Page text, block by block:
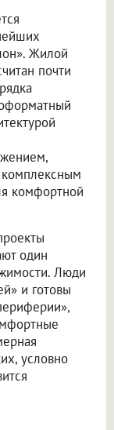
Жилой
почти
комфортной
один
Люди
и готовы
условно